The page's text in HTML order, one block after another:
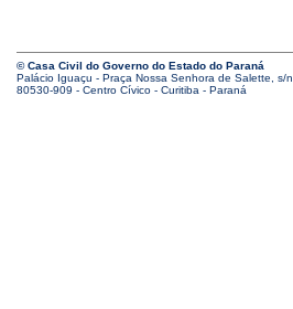
© Casa Civil do Governo do Estado do Paraná
Palácio Iguaçu - Praça Nossa Senhora de Salette, s/n
80530-909 - Centro Cívico - Curitiba - Paraná